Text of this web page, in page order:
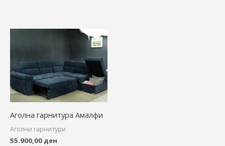
Аголна гарнитура Амалфи
Аголни гарнитури
55.900,00 ден